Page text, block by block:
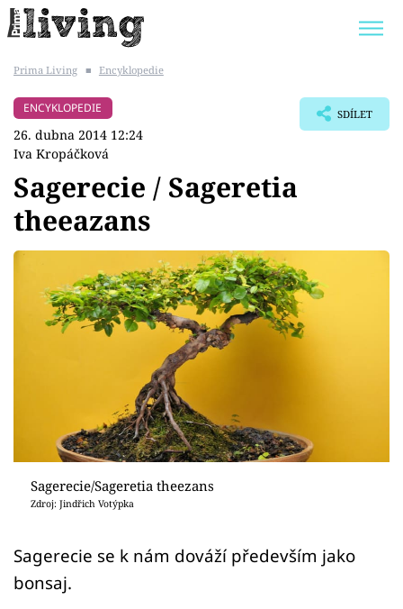
BYDLENÍ SLAVNÝCH
Témata
Bydlení
Zahrada
Sledujte prima+
Přihlášení
Prima Living ■ Encyklopedie
ENCYKLOPEDIE
26. dubna 2014 12:24
Iva Kropáčková
SDÍLET
Sagerecie / Sageretia
theeazans
Sagerecie/Sageretia theezans
Zdroj: Jindřich Votýpka
Sagerecie se k nám dováží především jako
bonsaj.